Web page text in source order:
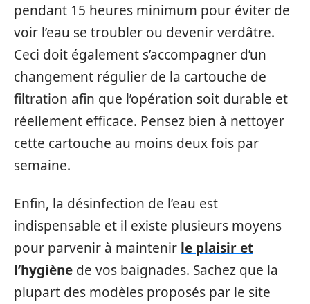
pendant 15 heures minimum pour éviter de
voir l’eau se troubler ou devenir verdâtre.
Ceci doit également s’accompagner d’un
changement régulier de la cartouche de
filtration afin que l’opération soit durable et
réellement efficace. Pensez bien à nettoyer
cette cartouche au moins deux fois par
semaine.
Enfin, la désinfection de l’eau est
indispensable et il existe plusieurs moyens
pour parvenir à maintenir le plaisir et
l’hygiène de vos baignades. Sachez que la
plupart des modèles proposés par le site